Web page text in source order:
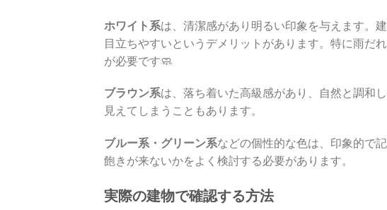
ホワイト系は、清潔感があり明るい印象を与えます。
目立ちやすいというデメリットがあります。特に雨だ
が必要です🧼
ブラウン系は、落ち着いた高級感があり、自然と調和
見えてしまうこともあります。
ブルー系・グリーン系などの個性的な色は、印象的で
飽きが来ないかをよく検討する必要があります。
実際の建物で確認する方法